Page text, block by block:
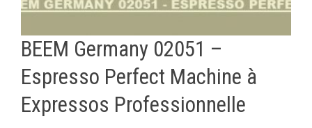
BEEM Germany 02051 –
Espresso Perfect Machine à
Expressos Professionnelle